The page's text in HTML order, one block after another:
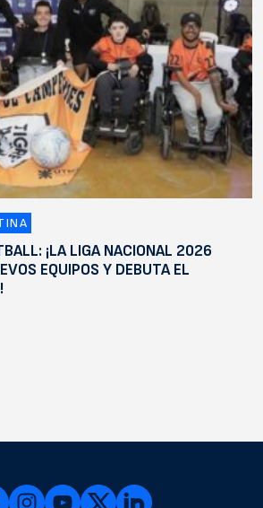
¡LA LIGA NACIONAL 2026
EQUIPOS Y DEBUTA EL